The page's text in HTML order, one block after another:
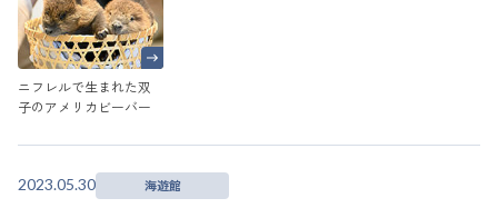
ニフレルで生まれた双
子のアメリカビーバー
2023.05.30 海遊館